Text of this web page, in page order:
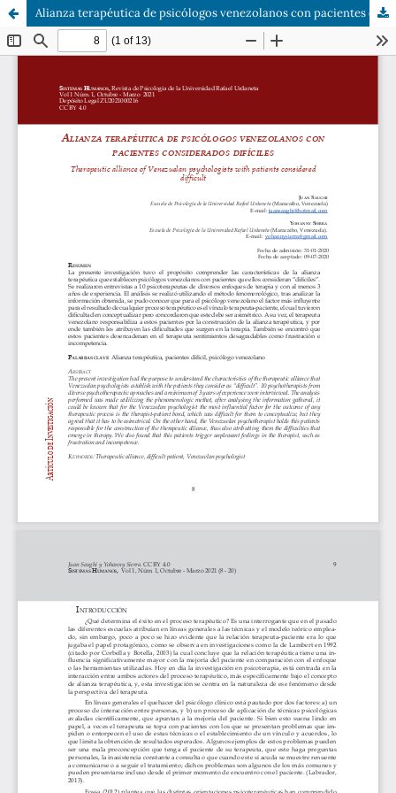
Alianza terapéutica de psicólogos venezolanos con pacientes considerados difíciles